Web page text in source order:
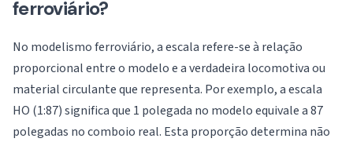
ferroviário?
No modelismo ferroviário, a escala refere-se à relação
proporcional entre o modelo e a verdadeira locomotiva ou
material circulante que representa. Por exemplo, a escala
HO (1:87) significa que 1 polegada no modelo equivale a 87
polegadas no comboio real. Esta proporção determina não